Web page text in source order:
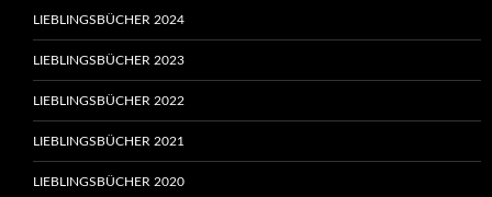
LIEBLINGSBÜCHER 2024
LIEBLINGSBÜCHER 2023
LIEBLINGSBÜCHER 2022
LIEBLINGSBÜCHER 2021
LIEBLINGSBÜCHER 2020